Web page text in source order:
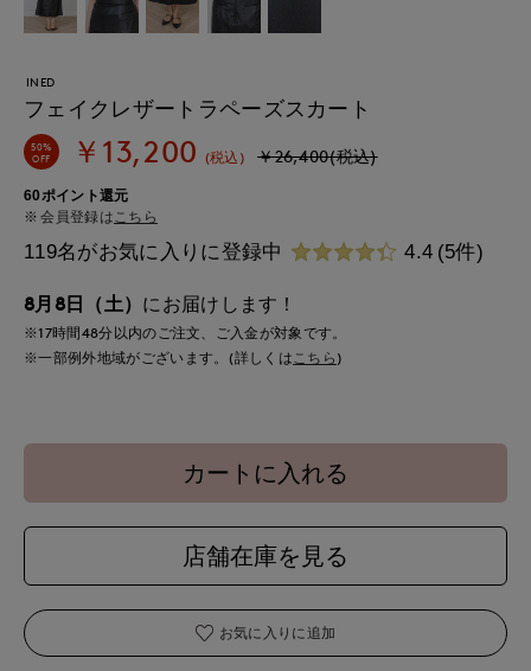
INED
フェイクレザートラペーズスカート
50%
OFF ￥13,200 (税込) ￥26,400(税込)
60ポイント還元
会員登録はこちら
119名がお気に入りに登録中 4.4 (5件)
8月8日（土） にお届けします！
※17時間48分以内のご注文、ご入金が対象です。
※一部例外地域がございます。(詳しくは こちら )
カートに入れる
店舗在庫を見る
お気に入りに追加